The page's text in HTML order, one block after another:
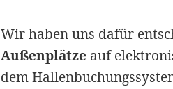
Wir haben uns dafür
Außenplätze auf
dem